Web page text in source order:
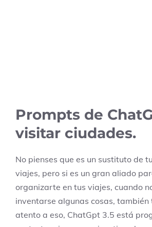
Prompts de
visitar ciudades.
No pienses que es un sustituto de
viajes, pero si es un gran aliado
organizarte en tus viajes, cuando
inventarse algunas cosas, también
atento a eso, ChatGpt 3.5 está